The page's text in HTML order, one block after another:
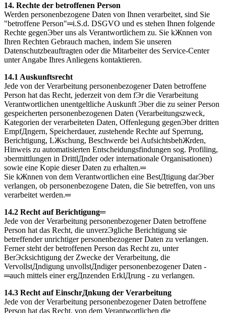
14. Rechte der betroffenen Person
Werden personenbezogene Daten von Ihnen verarbeitet, sind Sie
"betroffene Person"═i.S.d. DSGVO und es stehen Ihnen folgende
Rechte gegenЭber uns als Verantwortlichem zu. Sie kЖnnen von
Ihren Rechten Gebrauch machen, indem Sie unseren
Datenschutzbeauftragten oder die Mitarbeiter des Service-Center
unter Angabe Ihres Anliegens kontaktieren.
14.1 Auskunftsrecht
Jede von der Verarbeitung personenbezogener Daten betroffene
Person hat das Recht, jederzeit von dem fЭr die Verarbeitung
Verantwortlichen unentgeltliche Auskunft Эber die zu seiner Person
gespeicherten personenbezogenen Daten (Verarbeitungszweck,
Kategorien der verarbeiteten Daten, Offenlegung gegenЭber dritten
EmpfДngern, Speicherdauer, zustehende Rechte auf Sperrung,
Berichtigung, LЖschung, Beschwerde bei AufsichtsbehЖrden,
Hinweis zu automatisierten Entscheidungsfindungen sog. Profiling,
эbermittlungen in DrittlДnder oder internationale Organisationen)
sowie eine Kopie dieser Daten zu erhalten.═
Sie kЖnnen von dem Verantwortlichen eine BestДtigung darЭber
verlangen, ob personenbezogene Daten, die Sie betreffen, von uns
verarbeitet werden.═
14.2 Recht auf Berichtigung═
Jede von der Verarbeitung personenbezogener Daten betroffene
Person hat das Recht, die unverzЭgliche Berichtigung sie
betreffender unrichtiger personenbezogener Daten zu verlangen.
Ferner steht der betroffenen Person das Recht zu, unter
BerЭcksichtigung der Zwecke der Verarbeitung, die
VervollstДndigung unvollstДndiger personenbezogener Daten -
═auch mittels einer ergДnzenden ErklДrung - zu verlangen.
14.3 Recht auf EinschrДnkung der Verarbeitung
Jede von der Verarbeitung personenbezogener Daten betroffene
Person hat das Recht, von dem Verantwortlichen die